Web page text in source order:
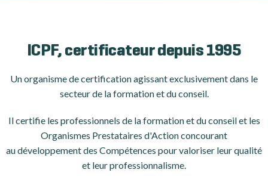
ICPF, certificateur depuis 1995
Un organisme de certificationagissant exclusivement dans le
secteur de la formation et du conseil.
Il certifie les professionnels de la formation et du conseil et les
Organismes Prestataires d'Action concourant
au développement des Compétences pour valoriser leur qualité
et leur professionnalisme.